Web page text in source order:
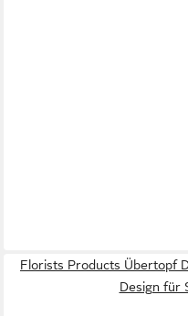
Florists Products Übertopf
Design für